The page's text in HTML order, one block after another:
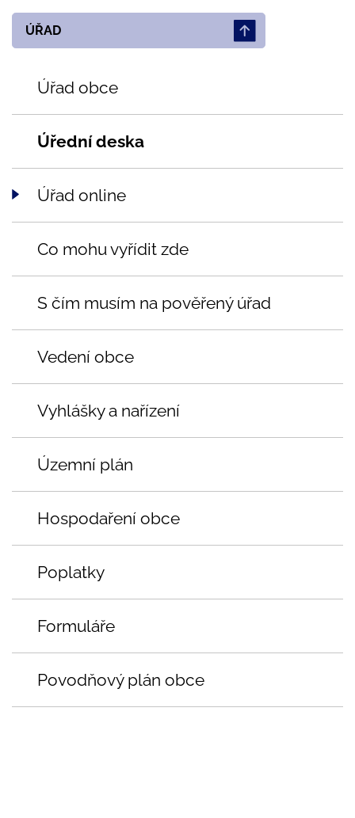
ÚŘAD
Úřad obce
Úřední deska
Úřad online
Co mohu vyřídit zde
S čím musím na pověřený úřad
Vedení obce
Vyhlášky a nařízení
Územní plán
Hospodaření obce
Poplatky
Formuláře
Povodňový plán obce